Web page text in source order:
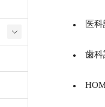
医
歯科